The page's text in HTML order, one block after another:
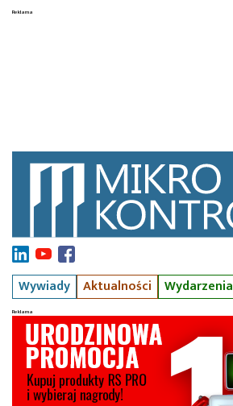
Wywiady Aktualności Wydarzenia